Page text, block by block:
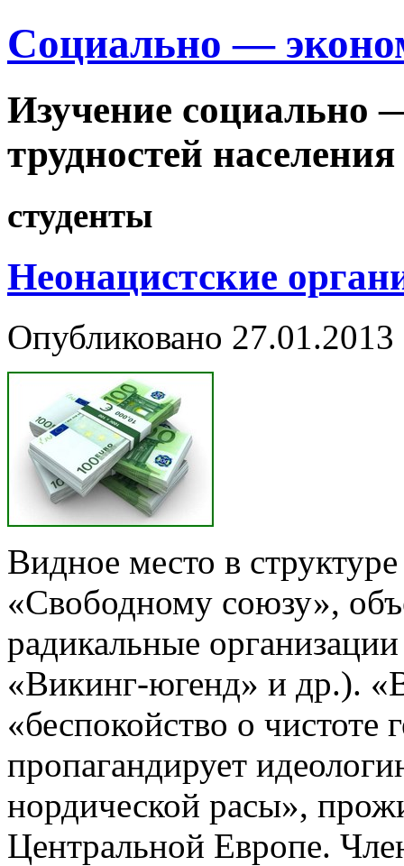
Cоциально —
Изучение социально
трудностей населения
студенты
Неонацистские
Опубликовано 27.01.2013
Видное место в
«Сво­бодному союзу»,
радикальные
«Викинг-югенд» и др.).
«беспокойство о чистоте
пропагандирует
нордической расы»,
Центральной Европе.